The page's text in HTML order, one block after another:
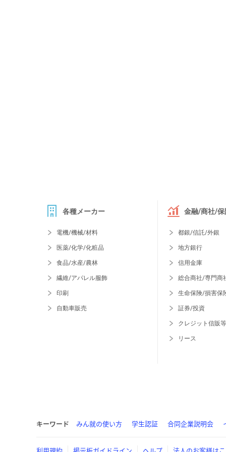
各種メーカー
電機/機械/材料
医薬/化学/化粧品
食品/水産/農林
繊維/アパレル服飾
印刷
自動車販売
金融/商社/保
都銀/信託/外銀
地方銀行
信用金庫
総合商社/専門商
生命保険/損害保
証券/投資
クレジット信販等
リース
キーワード みん就の使い方 学生認証 合同企業説明会